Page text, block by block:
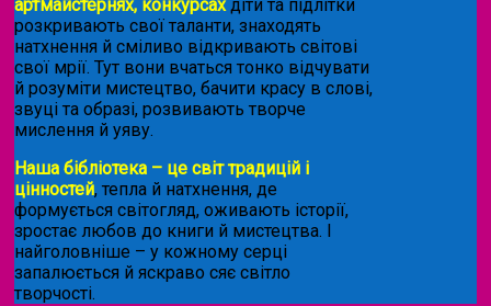
артмайстернях, конкурсахдіти та підлітки
розкривають свої таланти, знаходять
натхнення й сміливо відкривають світові
свої мрії. Тут вони вчаться тонко відчувати
й розуміти мистецтво, бачити красу в слові,
звуці та образі, розвивають творче
мислення й уяву.
Наша бібліотека – це світ традицій і
цінностей, тепла й натхнення, де
формується світогляд, оживають історії,
зростає любов до книги й мистецтва. І
найголовніше – у кожному серці
запалюється й яскраво сяє світло
творчості.